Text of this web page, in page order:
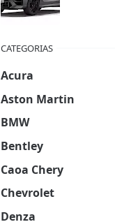
CATEGORIAS
Acura
Aston Martin
BMW
Bentley
Caoa Chery
Chevrolet
Denza